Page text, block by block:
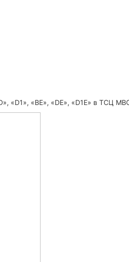
«D1», «ВЕ», «DE», «D1Е» в ТСЦ